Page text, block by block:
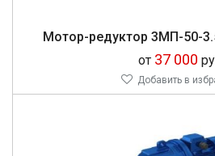
Мо­тор-ре­дук­тор 3МП-50-
от 37 000
Добавить в